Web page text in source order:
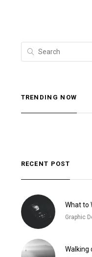
TRENDING NOW
RECENT POST
What to
Graphic
Walking